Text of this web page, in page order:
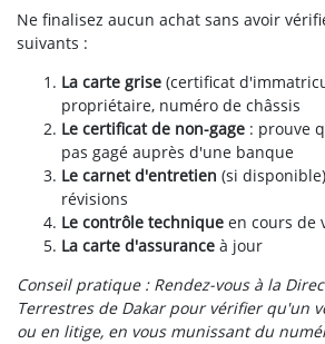
Ne finalisez aucun achat sans avoir
suivants :
La carte grise (certificat
propriétaire, numéro de châssis
Le certificat de non-gage : prouve
pas gagé auprès d'une banque
Le carnet d'entretien (si
révisions
Le contrôle technique en cours de
La carte d'assurance à jour
Conseil pratique : Rendez-vous à la
Terrestres de Dakar pour vérifier qu'un
ou en litige, en vous munissant du